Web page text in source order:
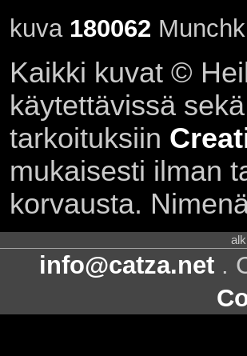
kuva 180062
Kaikki kuvat ©
käytettävissä
tarkoituksiin
mukaisesti ilman
korvausta.
info@catza.net .